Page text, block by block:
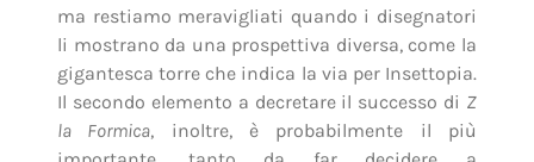
ma restiamo meravigliati quando i disegnatori
li mostrano da una prospettiva diversa, come la
gigantesca torre che indica la via per Insettopia.
Il secondo elemento a decretare il successo di Z
la Formica, inoltre, è probabilmente il più